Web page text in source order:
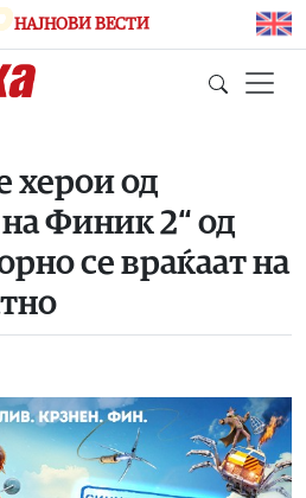
НАЈНОВИ ВЕСТИ
херои од
Финик 2“ од
се враќаат на